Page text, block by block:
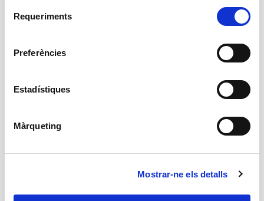
Requeriments
Preferències
Estadístiques
Màrqueting
Mostrar-ne els detalls
Unitat Central d’Atenció i Seguiment a Víctimes dels
Montserrat Roigamb
les veus d'
Neus
, qui a més cantarà cançons populars amb
Projecció de l’exposició
Les dones que falten
creada i organitzada per Feministes de Catalunya,
masclista i recordar totes les dones i totes les nenes
que cada any són assassinades per homes del seu
compartir i per inspirar-nos mútuament per tal de
segur.